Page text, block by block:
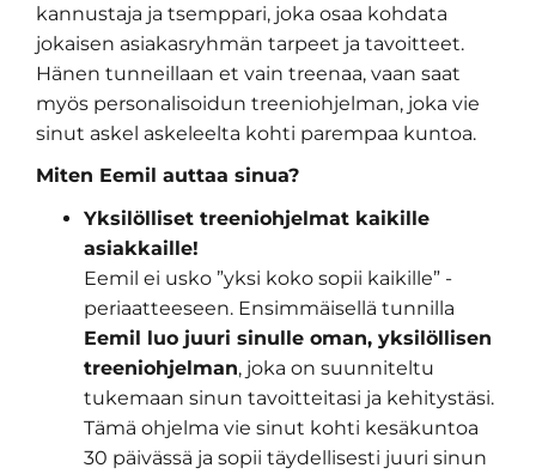
kannustaja ja tsemppari, joka osaa kohdata
jokaisen asiakasryhmän tarpeet ja tavoitteet.
Hänen tunneillaan et vain treenaa, vaan saat
myös personalisoidun treeniohjelman, joka vie
sinut askel askeleelta kohti parempaa kuntoa.
Miten Eemil auttaa sinua?
Yksilölliset treeniohjelmat kaikille
asiakkaille!
Eemil ei usko ”yksi koko sopii kaikille” -
periaatteeseen. Ensimmäisellä tunnilla
Eemil luo juuri sinulle oman, yksilöllisen
treeniohjelman, joka on suunniteltu
tukemaan sinun tavoitteitasi ja kehitystäsi.
Tämä ohjelma vie sinut kohti kesäkuntoa
30 päivässä ja sopii täydellisesti juuri sinun